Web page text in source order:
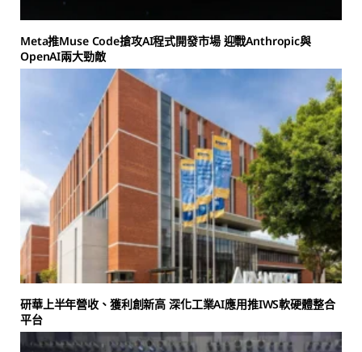
Meta推Muse Code搶攻AI程式開發市場 迎戰Anthropic與
OpenAI兩大勁敵
研華上半年營收、獲利創新高 深化工業AI應用推IWS軟硬體整合
平台